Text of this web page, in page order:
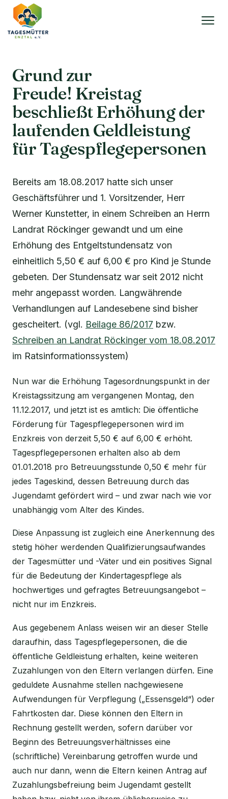
Grund zur
Freude! Kreistag
beschließt Erhöhung der
laufenden Geldleistung
für Tagespflegepersonen
Bereits am 18.08.2017 hatte sich unser
Geschäftsführer und 1. Vorsitzender, Herr
Werner Kunstetter, in einem Schreiben an Herrn
Landrat Röckinger gewandt und um eine
Erhöhung des Entgeltstundensatz von
einheitlich 5,50 € auf 6,00 € pro Kind je Stunde
gebeten. Der Stundensatz war seit 2012 nicht
mehr angepasst worden. Langwährende
Verhandlungen auf Landesebene sind bisher
gescheitert. (vgl. Beilage 86/2017 bzw.
Schreiben an Landrat Röckinger vom 18.08.2017
im Ratsinformationssystem)
Nun war die Erhöhung Tagesordnungspunkt in der
Kreistagssitzung am vergangenen Montag, den
11.12.2017, und jetzt ist es amtlich: Die öffentliche
Förderung für Tagespflegepersonen wird im
Enzkreis von derzeit 5,50 € auf 6,00 € erhöht.
Tagespflegepersonen erhalten also ab dem
01.01.2018 pro Betreuungsstunde 0,50 € mehr für
jedes Tageskind, dessen Betreuung durch das
Jugendamt gefördert wird – und zwar nach wie vor
unabhängig vom Alter des Kindes.
Diese Anpassung ist zugleich eine Anerkennung des
stetig höher werdenden Qualifizierungsaufwandes
der Tagesmütter und -Väter und ein positives Signal
für die Bedeutung der Kindertagespflege als
hochwertiges und gefragtes Betreuungsangebot –
nicht nur im Enzkreis.
Aus gegebenem Anlass weisen wir an dieser Stelle
daraufhin, dass Tagespflegepersonen, die die
öffentliche Geldleistung erhalten, keine weiteren
Zuzahlungen von den Eltern verlangen dürfen. Eine
geduldete Ausnahme stellen nachgewiesene
Aufwendungen für Verpflegung („Essensgeld“) oder
Fahrtkosten dar. Diese können den Eltern in
Rechnung gestellt werden, sofern darüber vor
Beginn des Betreuungsverhältnisses eine
(schriftliche) Vereinbarung getroffen wurde und
auch nur dann, wenn die Eltern keinen Antrag auf
Zuzahlungsbefreiung beim Jugendamt gestellt